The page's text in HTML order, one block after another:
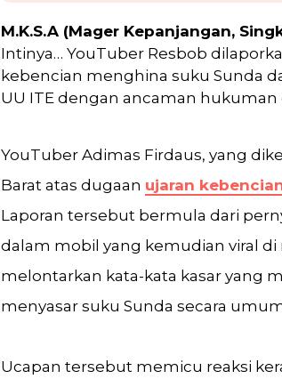
M.K.S.A (Mager Kepanjangan,
Intinya… YouTuber Resbob
kebencian menghina suku Sunda
UU ITE dengan ancaman
YouTuber Adimas Firdaus, yang
Barat atas dugaan ujaran
Laporan tersebut bermula dari
dalam mobil yang kemudian viral di
melontarkan kata-kata kasar yang
menyasar suku Sunda secara
Ucapan tersebut memicu reaksi